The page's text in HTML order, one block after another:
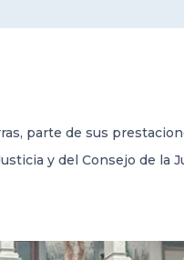
parte de sus
y del Consejo de la